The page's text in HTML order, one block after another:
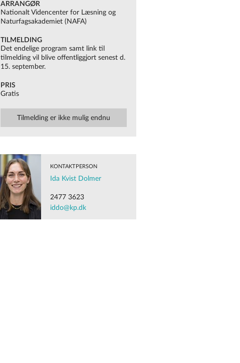
ARRANGØR
Nationalt Videncenter for Læsning og
Naturfagsakademiet (NAFA)
TILMELDING
Det endelige program samt link til
tilmelding vil blive offentliggjort senest d.
15. september.
PRIS
Gratis
Tilmelding er ikke mulig endnu
KONTAKTPERSON
Ida Kvist Dolmer
2477 3623
iddo@kp.dk